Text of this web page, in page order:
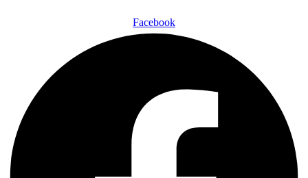
Facebook